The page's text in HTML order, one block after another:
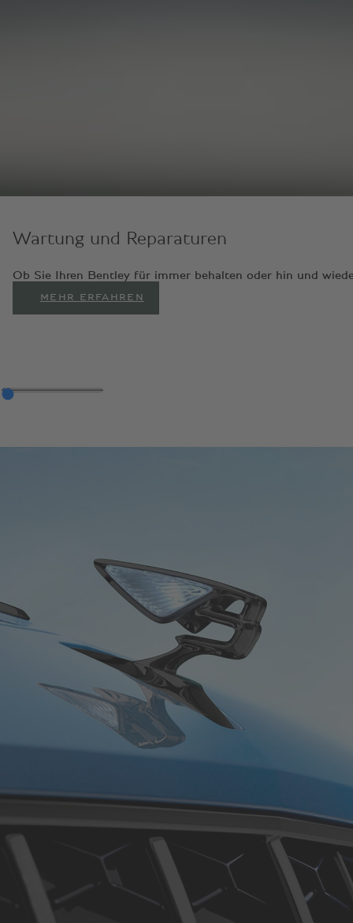
Wartung und Reparaturen
Ob Sie Ihren Bentley für immer behalten oder hin und
MEHR ERFAHREN